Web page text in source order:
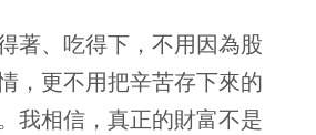
著、吃得下，不用因為股
，更不用把辛苦存下來的
我相信，真正的財富不是